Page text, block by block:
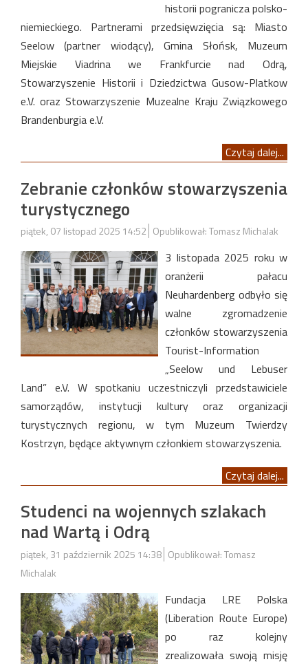
historii pogranicza polsko-
niemieckiego. Partnerami przedsięwzięcia są: Miasto
Seelow (partner wiodący), Gmina Słońsk, Muzeum
Miejskie Viadrina we Frankfurcie nad Odrą,
Stowarzyszenie Historii i Dziedzictwa Gusow-Platkow
e.V. oraz Stowarzyszenie Muzealne Kraju Związkowego
Brandenburgia e.V.
Czytaj dalej...
Zebranie członków stowarzyszenia
turystycznego
piątek, 07 listopad 2025 14:52 Opublikował: Tomasz Michalak
3 listopada 2025 roku w
oranżerii pałacu
Neuhardenberg odbyło się
walne zgromadzenie
członków stowarzyszenia
Tourist-Information
„Seelow und Lebuser
Land” e.V. W spotkaniu uczestniczyli przedstawiciele
samorządów, instytucji kultury oraz organizacji
turystycznych regionu, w tym Muzeum Twierdzy
Kostrzyn, będące aktywnym członkiem stowarzyszenia.
Czytaj dalej...
Studenci na wojennych szlakach
nad Wartą i Odrą
piątek, 31 październik 2025 14:38 Opublikował: Tomasz
Michalak
Fundacja LRE Polska
(Liberation Route Europe)
po raz kolejny
zrealizowała swoją misję